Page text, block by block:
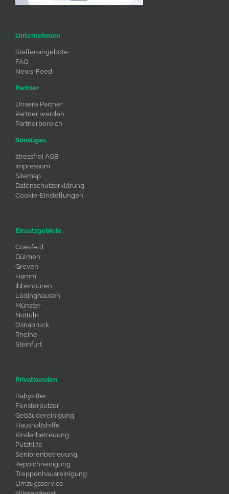
Unternehmen
Stellenangebote
FAQ
News-Feed
Partner
Unsere Partner
Partner werden
Partnerbereich
Sonstiges
stressfrei AGB
Impressum
Sitemap
Datenschutzerklärung
Cookie-Einstellungen
Einsatzgebiete
Coesfeld
Dülmen
Greven
Hamm
Ibbenbüren
Lüdinghausen
Münster
Nottuln
Osnabrück
Rheine
Steinfurt
Privatkunden
Babysitter
Fensterputzer
Gebäudereinigung
Haushaltshilfe
Kinderbetreuung
Putzhilfe
Seniorenbetreuung
Teppichreinigung
Treppenhausreinigung
Umzugsservice